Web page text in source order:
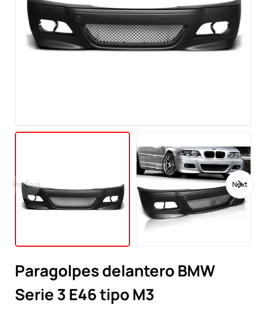
Previous Next
Paragolpes delantero BMW
Serie 3 E46 tipo M3